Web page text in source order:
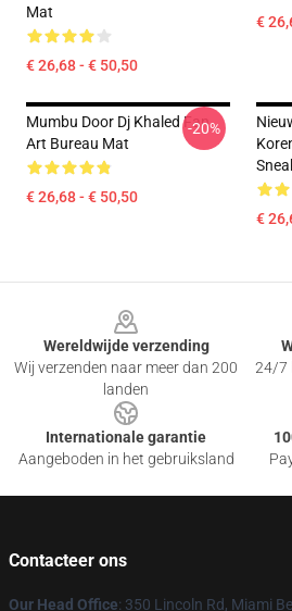
Mat
€ 26,68 - € 50,50
€
Mumbu Door Dj Khaled Fan
Art Bureau Mat
€ 26,68 - € 50,50
-20%
€
Wereldwijde verzending
Wij verzenden naar meer dan 200
landen
24/7
Internationale garantie
Aangeboden in het gebruiksland
Contacteer ons
Our Head Office: 350 Lincoln Rd, Miami